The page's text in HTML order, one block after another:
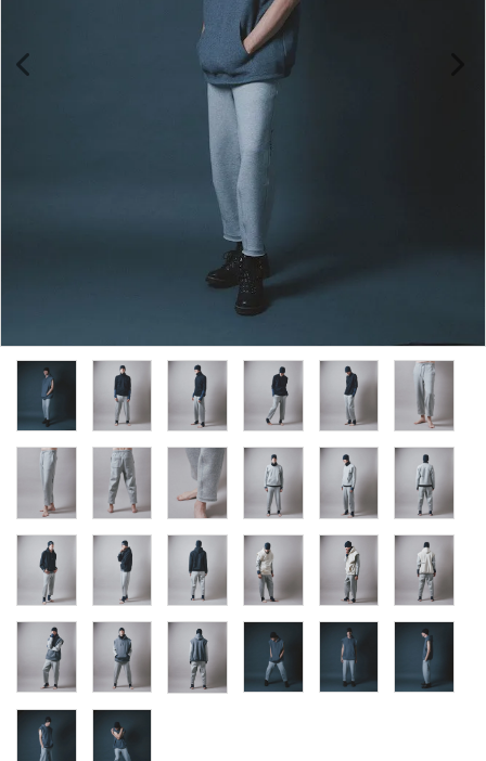
新規会員登録